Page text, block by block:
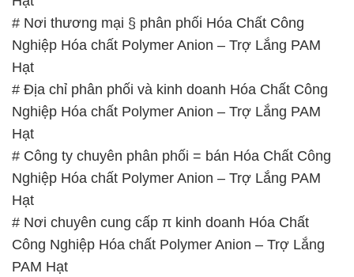
# Nơi thương mại § phân phối Hóa Chất Công
Nghiệp Hóa chất Polymer Anion – Trợ Lắng PAM
Hạt
# Địa chỉ phân phối và kinh doanh Hóa Chất Công
Nghiệp Hóa chất Polymer Anion – Trợ Lắng PAM
Hạt
# Công ty chuyên phân phối = bán Hóa Chất Công
Nghiệp Hóa chất Polymer Anion – Trợ Lắng PAM
Hạt
# Nơi chuyên cung cấp π kinh doanh Hóa Chất
Công Nghiệp Hóa chất Polymer Anion – Trợ Lắng
PAM Hạt